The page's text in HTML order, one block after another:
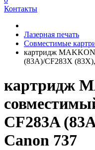
Контакты
Лазерная печать
Совместимые
картридж MAKKON
(83A)/CF283X
картридж
CF283A
Canon 737